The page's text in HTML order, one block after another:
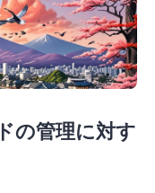
の管理に対す